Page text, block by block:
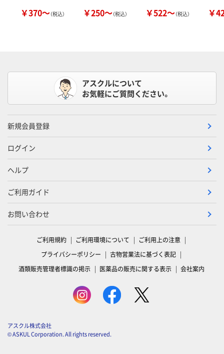
￥370～（税込） ￥250～（税込） ￥522～（税込） ￥
アスクルについて
お気軽にご質問ください。
新規会員登録
ログイン
ヘルプ
ご利用ガイド
お問い合わせ
ご利用規約 ご利用環境について
ご利用上の注意
プライバシーポリシー
古物営業法に基づく表記
酒類販売管理者標識の掲示
医薬品の販売に関する表示 会社案内
アスクル株式会社
© ASKUL Corporation. All rights reserved.